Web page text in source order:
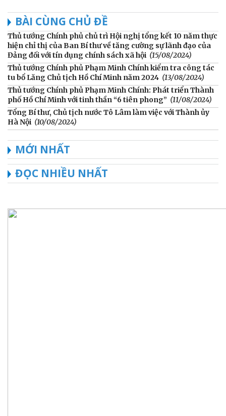
BÀI CÙNG CHỦ ĐỀ
Thủ tướng Chính phủ chủ trì Hội nghị tổng kết 10 năm thực
hiện chỉ thị của Ban Bí thư về tăng cường sự lãnh đạo của
Đảng đối với tín dụng chính sách xã hội (15/08/2024)
Thủ tướng Chính phủ Phạm Minh Chính kiểm tra công tác
tu bổ Lăng Chủ tịch Hồ Chí Minh năm 2024 (13/08/2024)
Thủ tướng Chính phủ Phạm Minh Chính: Phát triển Thành
phố Hồ Chí Minh với tinh thần “6 tiên phong” (11/08/2024)
Tổng Bí thư, Chủ tịch nước Tô Lâm làm việc với Thành ủy
Hà Nội (10/08/2024)
MỚI NHẤT
ĐỌC NHIỀU NHẤT